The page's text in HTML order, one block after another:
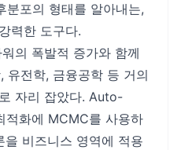
분포의 형태를 알아내는,
력한 도구다.
의 폭발적 증가와 함께
유전학, 금융공학 등 거의
자리 잡았다. Auto-
적화에 MCMC를 사용하
비즈니스 영역에 적용